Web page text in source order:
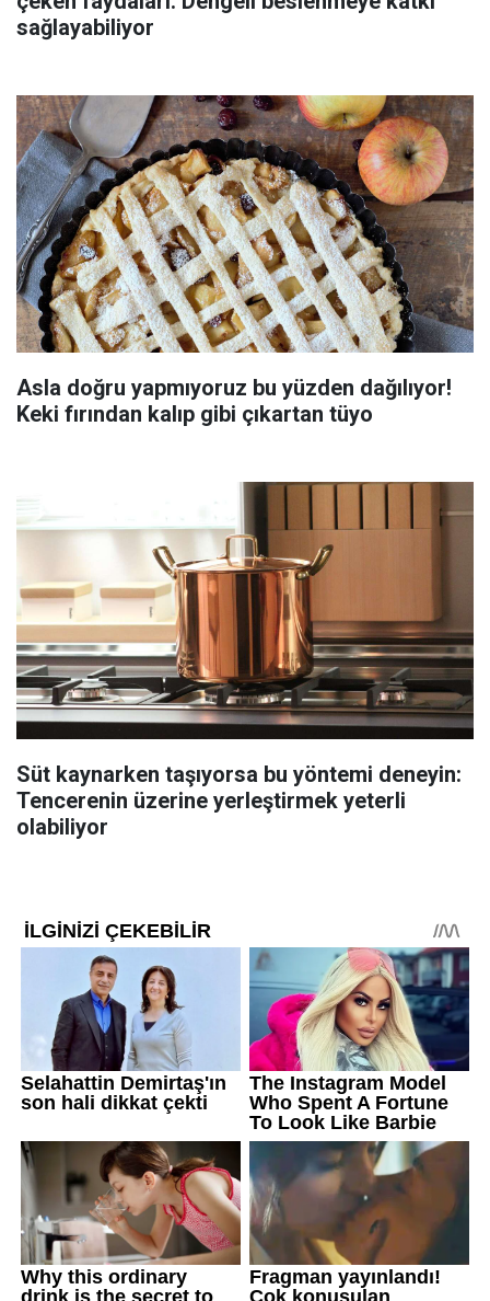
sağlayabiliyor
Asla doğru yapmıyoruz bu yüzden dağılıyor!
Keki fırından kalıp gibi çıkartan tüyo
Süt kaynarken taşıyorsa bu yöntemi deneyin:
Tencerenin üzerine yerleştirmek yeterli
olabiliyor